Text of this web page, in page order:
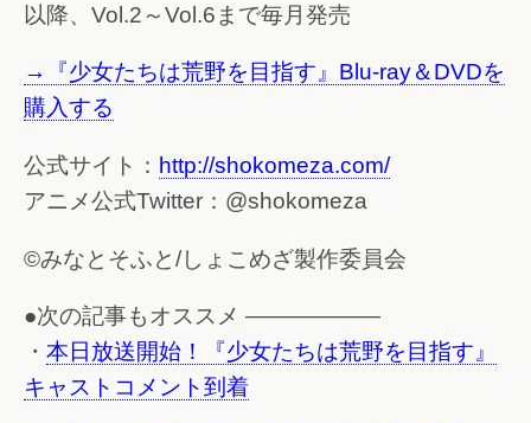
以降、Vol.2～Vol.6まで毎月発売
→『少女たちは荒野を目指す』Blu-ray＆DVDを
購入する
公式サイト： http://shokomeza.com/
アニメ公式Twitter：@shokomeza
©みなとそふと/しょこめざ製作委員会
●次の記事もオススメ ——————
・ 本日放送開始！『少女たちは荒野を目指す』
キャストコメント到着